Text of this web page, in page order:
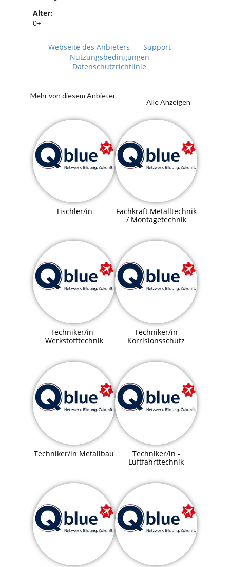
Alter:
0+
Webseite des Anbieters
Support
Nutzungsbedingungen
Datenschutzrichtlinie
Mehr von diesem Anbieter
Alle Anzeigen
Tischler/in
Fachkraft Metalltechnik
/ Montagetechnik
Techniker/in -
Werkstofftechnik
Techniker/in
Korrisionsschutz
Techniker/in Metallbau
Techniker/in -
Luftfahrttechnik